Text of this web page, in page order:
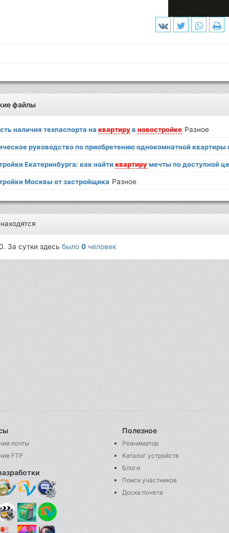
файлы
наличия техпаспорта наквартирувновостройке Разное
руководство по приобретению однокомнатной квартиры
Екатеринбурга: как найтиквартирумечты по доступной
Москвы от застройщика Разное
За сутки здесьбыло0 человек
почты
FTP
Полезное
Реаниматор
Каталог устройств
Блоги
Поиск участников
Доска почета